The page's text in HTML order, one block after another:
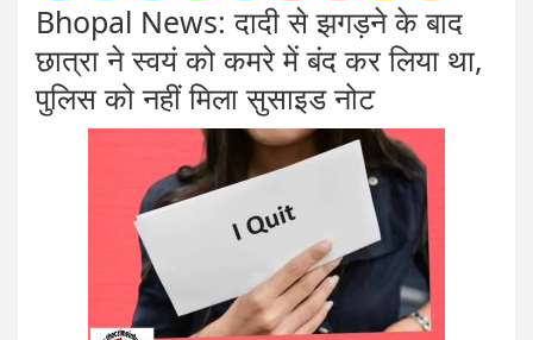
Bhopal News: दादी से झगड़ने के बाद
छात्रा ने स्वयं को कमरे में बंद कर लिया था,
पुलिस को नहीं मिला सुसाइड नोट